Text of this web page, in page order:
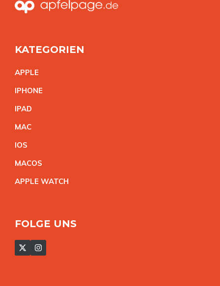
KATEGORIEN
APPLE
IPHONE
IPAD
MAC
IOS
MACOS
APPLE WATCH
FOLGE UNS